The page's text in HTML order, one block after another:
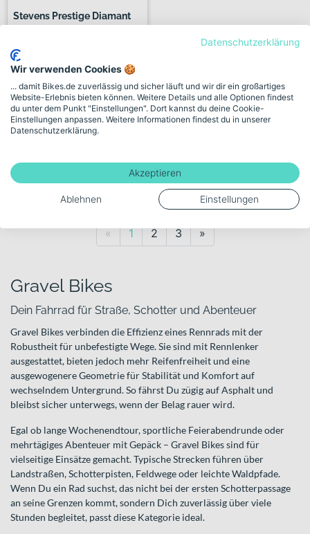
Stevens Prestige Diamant
1.999,00€
Verkauf durch Händler:
397 km
7 weitere Händler
«Previous
1 2 3 »Next
Gravel Bikes
Dein Fahrrad für Straße, Schotter und Abenteuer
Gravel Bikes verbinden die Effizienz eines Rennrads mit der
Robustheit für unbefestigte Wege. Sie sind mit Rennlenker
ausgestattet, bieten jedoch mehr Reifenfreiheit und eine
ausgewogenere Geometrie für Stabilität und Komfort auf
wechselndem Untergrund. So fährst Du zügig auf Asphalt und
bleibst sicher unterwegs, wenn der Belag rauer wird.
Egal ob lange Wochenendtour, sportliche Feierabendrunde oder
mehrtägiges Abenteuer mit Gepäck – Gravel Bikes sind für
vielseitige Einsätze gemacht. Typische Strecken führen über
Landstraßen, Schotterpisten, Feldwege oder leichte Waldpfade.
Wenn Du ein Rad suchst, das nicht bei der ersten Schotterpassage
an seine Grenzen kommt, sondern Dich zuverlässig über viele
Stunden begleitet, passt diese Kategorie ideal.
Datenschutzerklärung
Wir verwenden Cookies 🍪
... damit Bikes.de zuverlässig und sicher läuft und wir dir ein großartiges
Website-Erlebnis bieten können. Weitere Details und alle Optionen findest
du unter dem Punkt "Einstellungen". Dort kannst du deine Cookie-
Einstellungen anpassen. Weitere Informationen findest du in unserer
Datenschutzerklärung.
Akzeptieren
Ablehnen Einstellungen